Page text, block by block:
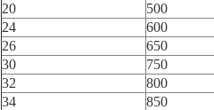
20
500
24
600
26
650
30
750
32
800
34
850